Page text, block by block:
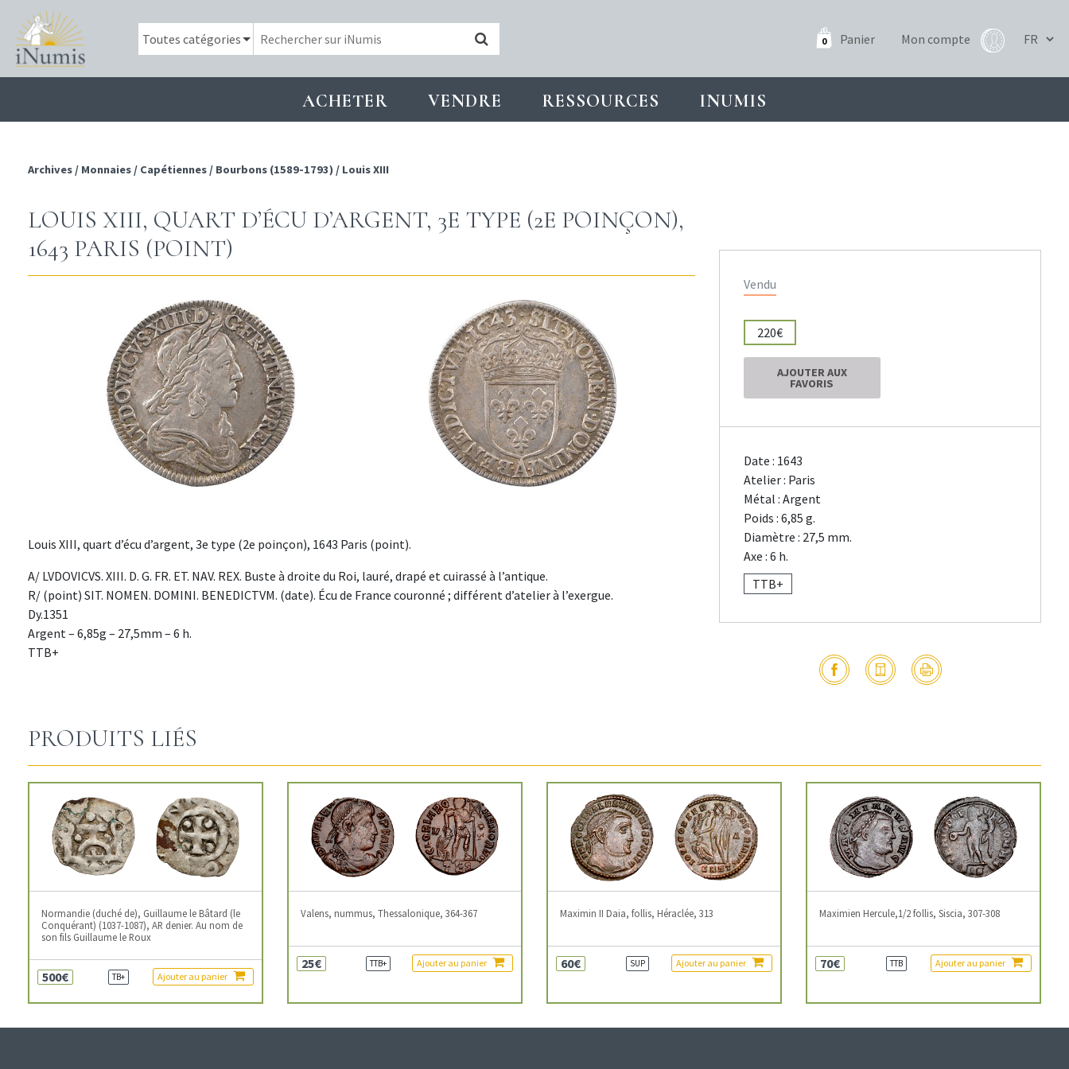
0 Panier Mon compte
ACHETER VENDRE RESSOURCES INUMIS
Archives / Monnaies / Capétiennes / Bourbons (1589-1793) / Louis XIII
LOUIS XIII, QUART D’ÉCU D’ARGENT, 3E TYPE (2E POINÇON),
1643 PARIS (POINT)
Louis XIII, quart d’écu d’argent, 3e type (2e poinçon), 1643 Paris (point).
A/ LVDOVICVS. XIII. D. G. FR. ET. NAV. REX. Buste à droite du Roi, lauré, drapé et cuirassé à l’antique.
R/ (point) SIT. NOMEN. DOMINI. BENEDICTVM. (date). Écu de France couronné ; différent d’atelier à l’exergue.
Dy.1351
Argent – 6,85g – 27,5mm – 6 h.
TTB+
Vendu
220€
AJOUTER AUX
FAVORIS
Date : 1643
Atelier : Paris
Métal : Argent
Poids : 6,85 g.
Diamètre : 27,5 mm.
Axe : 6 h.
TTB+
PRODUITS LIÉS
Normandie (duché de), Guillaume le Bâtard (le
Conquérant) (1037-1087), AR denier. Au nom de
son fils Guillaume le Roux
500€ TB+ Ajouter au panier
Valens, nummus, Thessalonique, 364-367
25€ TTB+ Ajouter au panier
Maximin II Daia, follis, Héraclée, 313
60€ SUP Ajouter au panier
Maximien Hercule,1/2 follis, Siscia, 307-308
70€ TTB Ajouter au panier